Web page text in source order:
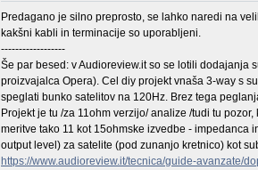
Predagano je silno preprosto, se lahko naredi na
kakšni kabli in terminacije so uporabljeni.
------------------
Še par besed: v Audioreview.it so se lotili dodajanja
proizvajalca Opera). Cel diy projekt vnaša 3-way s
speglati bunko satelitov na 120Hz. Brez tega
Projekt je tu /za 11ohm verzijo/ analize /tudi tu
meritve tako 11 kot 15ohmske izvedbe - impedanca
output level) za satelite (pod zunanjo kretnico) kot
https://www.audioreview.it/tecnica/guide-avanzate/